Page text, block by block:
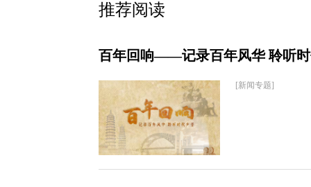
推荐阅读
百年回响——记录百年风华 聆听
[新闻专题]